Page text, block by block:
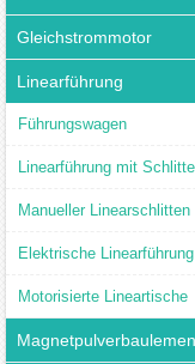
Gleichstrommotor
Linearführung
Führungswagen
Linearführung mit
Manueller Linearschlitten
Elektrische Linearführung
Motorisierte Lineartische